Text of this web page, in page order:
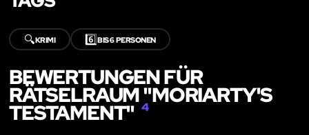
🔍KRIMI 6️⃣BIS 6 PERSONEN
BEWERTUNGEN FÜR
RÄTSELRAUM "MORIARTY'S
TESTAMENT" 4